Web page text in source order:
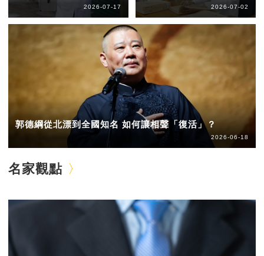
2026-07-17 2026-07-02
郭德綱從北漂到全國知名 如何讓相聲「復活」？
2026-06-18
名家觀點